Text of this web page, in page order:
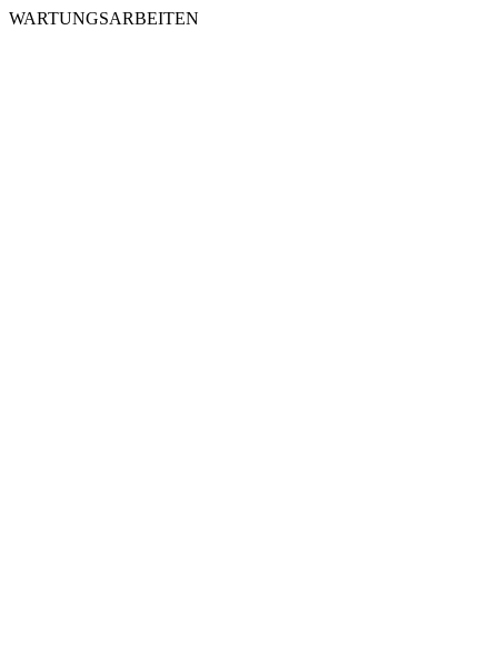
WARTUNGSARBEITEN